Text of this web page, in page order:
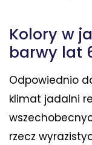
Kolory w
barwy lat
Odpowiednio
klimat jadalni
rzecz